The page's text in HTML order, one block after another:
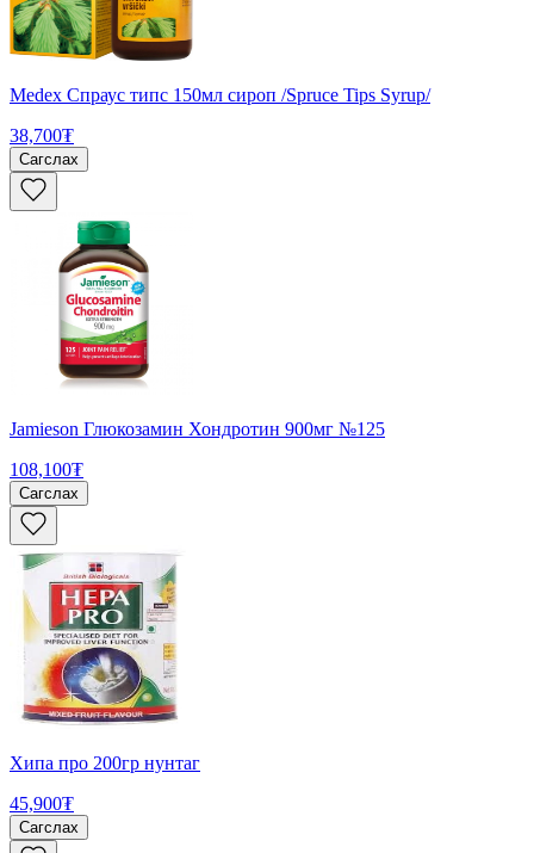
Medex Спраус типс 150мл сироп /Spruce Tips Syrup/
38,700₮
Сагслах
Jamieson Глюкозамин Хондротин 900мг №125
108,100₮
Сагслах
Хипа про 200гр нунтаг
45,900₮
Сагслах